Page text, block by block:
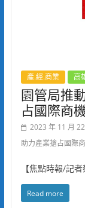
產.經.商業 高
園管局推
占國際商
2023 年 11 月
助力產業搶占國際
【焦點時報/記
Read more